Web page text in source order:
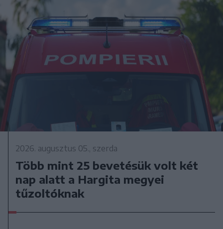
2026. augusztus 05., szerda
Több mint 25 bevetésük volt két
nap alatt a Hargita megyei
tűzoltóknak